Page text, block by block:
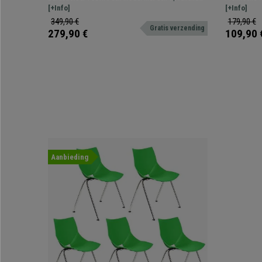
Bruin Leder
design dat comfort combineert met hoogwaardig
materiaal.
[+Info]
349,90 €
279,90 € Gratis verzending
[+Info]
179,90 €
109,90
Aanbieding